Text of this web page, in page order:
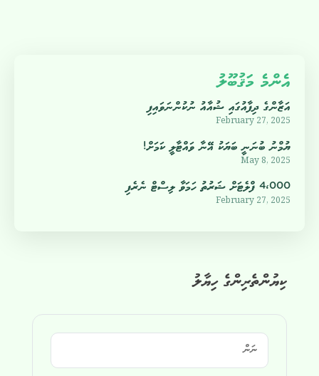
ކިޔުންތެރިންގެ ހިޔާލު
އެންމެ މަޤުބޫލު
އަޒާންގެ ދިފާއުގައި ޝުއާއު ނުކުންނަވައިފި
February 27, 2025
ޔުމްނު ބުނަނީ ބަޔަކު އޭނާ ވައްޓާލީ ކަމަށް!
May 8, 2025
4،000 ފްލެޓަށް ޝަރުތު ހަމަވާ ލިސްޓް ނެރެފި
February 27, 2025